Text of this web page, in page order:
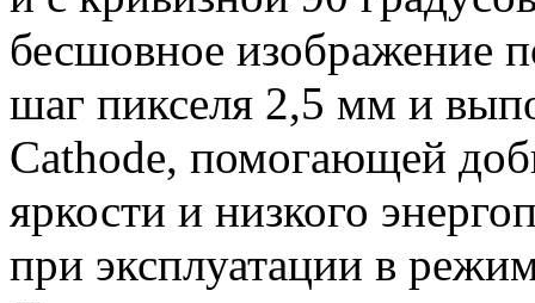
бесшовное изображение
шаг пикселя 2,5 мм и
Cathode, помогающей
яркости и низкого
при эксплуатации в